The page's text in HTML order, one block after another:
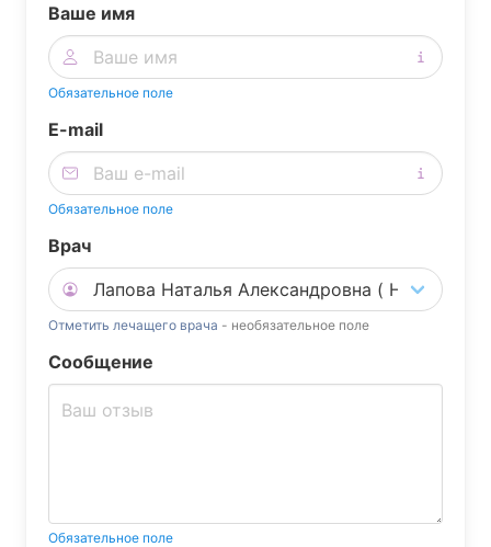
Ваше имя
Обязательное поле
E-mail
Обязательное поле
Врач
Отметить лечащего врача - необязательное поле
Сообщение
Обязательное поле